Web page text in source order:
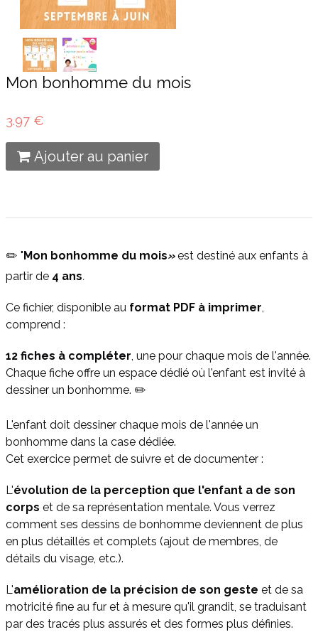
Mon bonhomme du mois
3.97 €
Ajouter au panier
✏️ "Mon bonhomme du mois»est destiné aux enfants à
partir de 4 ans.
Ce fichier, disponible au format PDF à imprimer,
comprend :
12 fiches à compléter, une pour chaque mois de l'année.
Chaque fiche offre un espace dédié où l'enfant est invité à
dessiner un bonhomme. ✏️
L'enfant doit dessiner chaque mois de l'année un
bonhomme dans la case dédiée.
Cet exercice permet de suivre et de documenter :
L'évolution de la perception que l'enfant a de son
corps et de sa représentation mentale. Vous verrez
comment ses dessins de bonhomme deviennent de plus
en plus détaillés et complets (ajout de membres, de
détails du visage, etc.).
L'amélioration de la précision de son geste et de sa
motricité fine au fur et à mesure qu'il grandit, se traduisant
par des tracés plus assurés et des formes plus définies.